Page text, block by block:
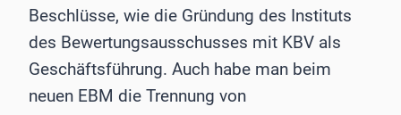
Beschlüsse, wie die Gründung des Instituts
des Bewertungsausschusses mit KBV als
Geschäftsführung. Auch habe man beim
neuen EBM die Trennung von